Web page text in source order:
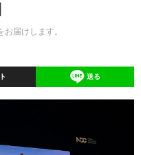
届けします。
送る